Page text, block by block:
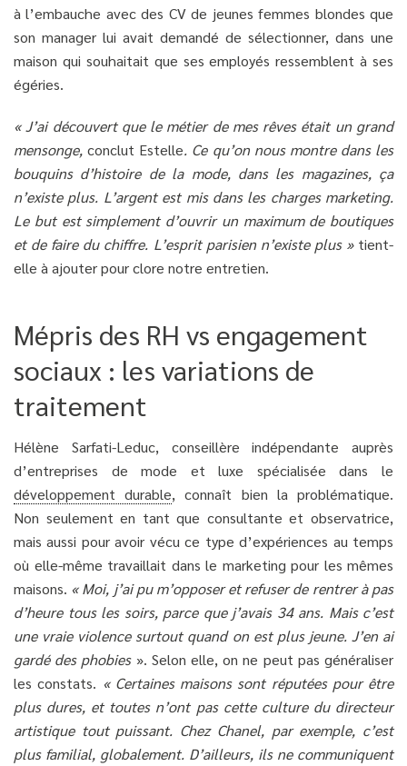
à l’embauche avec des CV de jeunes femmes blondes que
son manager lui avait demandé de sélectionner, dans une
maison qui souhaitait que ses employés ressemblent à ses
égéries.
« J’ai découvert que le métier de mes rêves était un grand
mensonge,conclut Estelle. Ce qu’on nous montre dans les
bouquins d’histoire de la mode, dans les magazines, ça
n’existe plus. L’argent est mis dans les charges marketing.
Le but est simplement d’ouvrir un maximum de boutiques
et de faire du chiffre. L’esprit parisien n’existe plus »tient-
elle à ajouter pour clore notre entretien.
Mépris des RH vs engagement
sociaux : les variations de
traitement
Hélène Sarfati-Leduc, conseillère indépendante auprès
d’entreprises de mode et luxe spécialisée dans le
développement durable, connaît bien la problématique.
Non seulement en tant que consultante et observatrice,
mais aussi pour avoir vécu ce type d’expériences au temps
où elle-même travaillait dans le marketing pour les mêmes
maisons. « Moi, j’ai pu m’opposer et refuser de rentrer à pas
d’heure tous les soirs, parce que j’avais 34 ans. Mais c’est
une vraie violence surtout quand on est plus jeune. J’en ai
gardé des phobies». Selon elle, on ne peut pas généraliser
les constats. « Certaines maisons sont réputées pour être
plus dures, et toutes n’ont pas cette culture du directeur
artistique tout puissant. Chez Chanel, par exemple, c’est
plus familial, globalement. D’ailleurs, ils ne communiquent